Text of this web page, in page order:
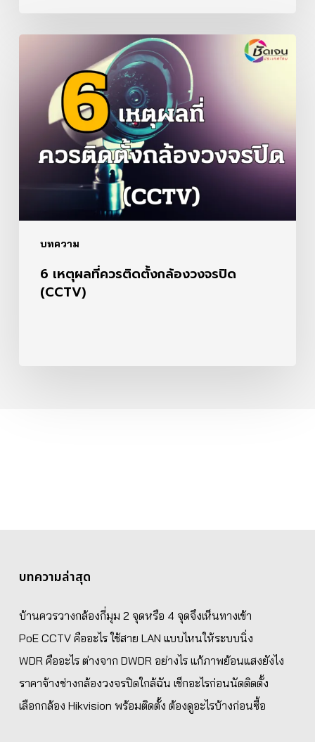
บทความ
วงจรปิด
6 เหตุผลที่ควรติดตั้งกล้องวงจรปิด
(CCTV)
บทความล่าสุด
บ้านควรวางกล้องกี่มุม 2 จุดหรือ 4 จุดจึงเห็นทางเข้า
PoE CCTV คืออะไร ใช้สาย LAN แบบไหนให้ระบบนิ่ง
WDR คืออะไร ต่างจาก DWDR อย่างไร แก้ภาพย้อนแสงยังไง
ราคาจ้างช่างกล้องวงจรปิดใกล้ฉัน เช็กอะไรก่อนนัดติดตั้ง
เลือกกล้อง Hikvision พร้อมติดตั้ง ต้องดูอะไรบ้างก่อนซื้อ